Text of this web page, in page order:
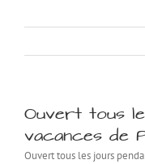
Ouvert tous
vacances de
Ouvert tous les jours